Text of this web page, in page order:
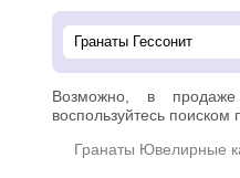
Возможно, в
воспользуйтесь поиском
Гранаты Ювелирные